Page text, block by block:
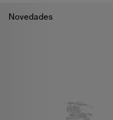
Novedades